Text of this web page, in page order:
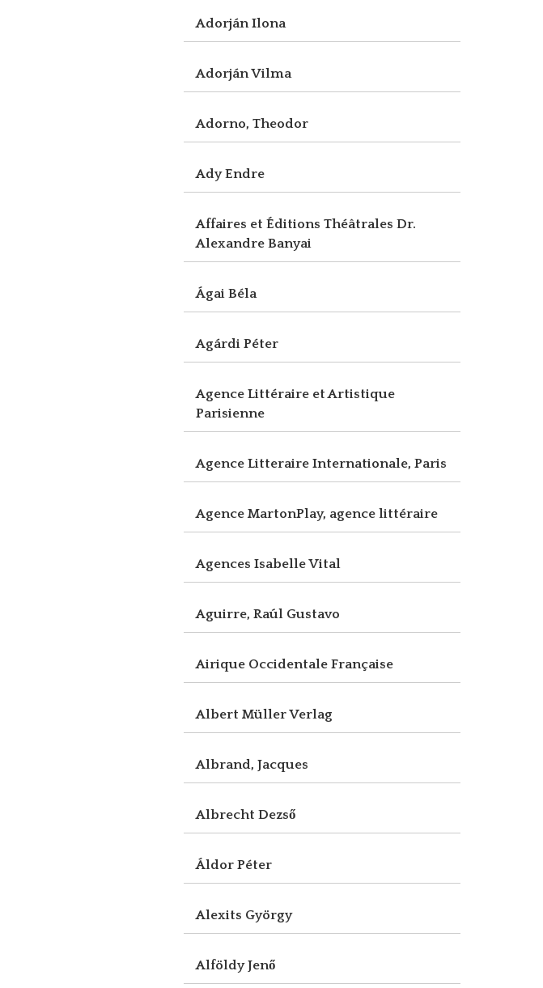
Adorján Ilona
Adorján Vilma
Adorno, Theodor
Ady Endre
Affaires et Éditions Théâtrales Dr.
Alexandre Banyai
Ágai Béla
Agárdi Péter
Agence Littéraire et Artistique
Parisienne
Agence Litteraire Internationale, Paris
Agence MartonPlay, agence littéraire
Agences Isabelle Vital
Aguirre, Raúl Gustavo
Airique Occidentale Française
Albert Müller Verlag
Albrand, Jacques
Albrecht Dezső
Áldor Péter
Alexits György
Alföldy Jenő